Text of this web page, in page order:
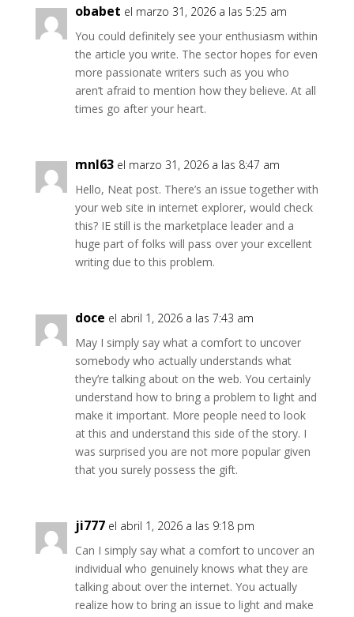
obabet el marzo 31, 2026 a las 5:25 am
You could definitely see your enthusiasm within
the article you write. The sector hopes for even
more passionate writers such as you who
aren’t afraid to mention how they believe. At all
times go after your heart.
mnl63 el marzo 31, 2026 a las 8:47 am
Hello, Neat post. There’s an issue together with
your web site in internet explorer, would check
this? IE still is the marketplace leader and a
huge part of folks will pass over your excellent
writing due to this problem.
doce el abril 1, 2026 a las 7:43 am
May I simply say what a comfort to uncover
somebody who actually understands what
they’re talking about on the web. You certainly
understand how to bring a problem to light and
make it important. More people need to look
at this and understand this side of the story. I
was surprised you are not more popular given
that you surely possess the gift.
ji777 el abril 1, 2026 a las 9:18 pm
Can I simply say what a comfort to uncover an
individual who genuinely knows what they are
talking about over the internet. You actually
realize how to bring an issue to light and make